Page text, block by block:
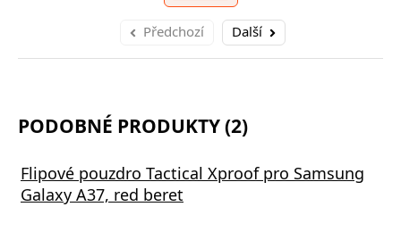
Předchozí Další
PODOBNÉ PRODUKTY (2)
Flipové pouzdro Tactical Xproof pro Samsung
Galaxy A37, red beret